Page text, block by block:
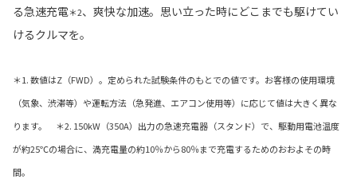
る急速充電＊2、爽快な加速。思い立った時にどこまでも駆けてい
けるクルマを。
＊1. 数値はZ（FWD）。定められた試験条件のもとでの値です。お客様の使用環境
（気象、渋滞等）や運転方法（急発進、エアコン使用等）に応じて値は大きく異な
ります。 ＊2. 150kW（350A）出力の急速充電器（スタンド）で、駆動用電池温度
が約25℃の場合に、満充電量の約10％から80％まで充電するためのおおよその時
間。